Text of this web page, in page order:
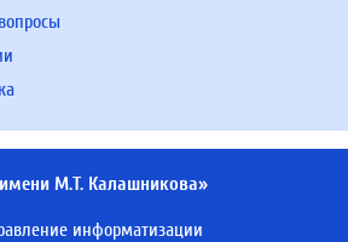
М.Т. Калашникова»
информатизации